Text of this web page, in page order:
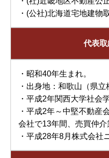
・(公社)北海道宅地建物
代表
・昭和40年生まれ。
・出身地：和歌山（県立
・平成2年関西大学社会
・平成2年～中堅不動産
会社で13年間、売買仲
・平成28年8月株式会社